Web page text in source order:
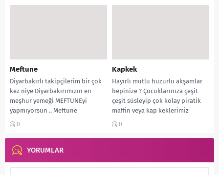
Meftune
Diyarbakırlı takipçilerim bir çok
kez niye Diyarbakırımızın en
meşhur yemeği MEFTUNEyi
yapmıyorsun .. Meftune
yemeğinin ismi Meftun olmaktan
0
Kapkek
Hayırlı mutlu huzurlu akşamlar
hepinize ? Çocuklarınıza çeşit
çeşit süsleyip çok kolay piratik
maffin veya kap keklerimiz
buyrun tarif?? ?...
0
YORUMLAR